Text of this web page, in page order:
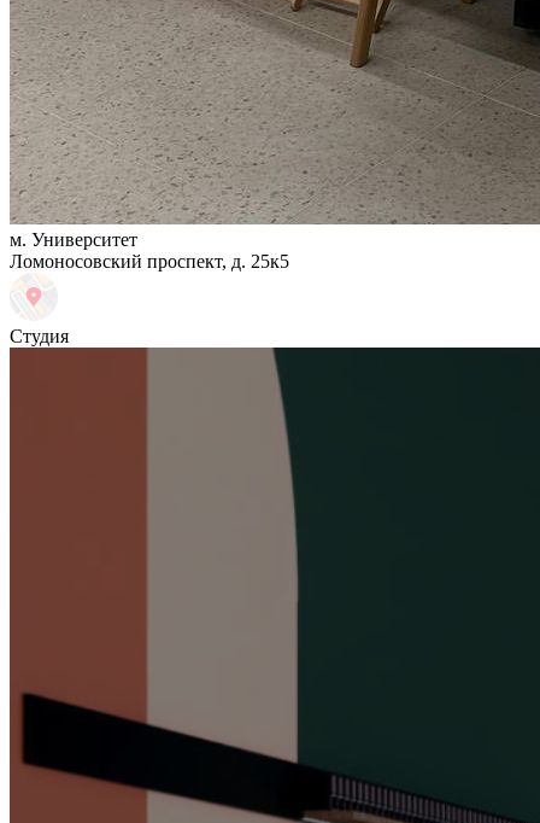
м. Университет
Ломоносовский проспект, д. 25к5
Студия